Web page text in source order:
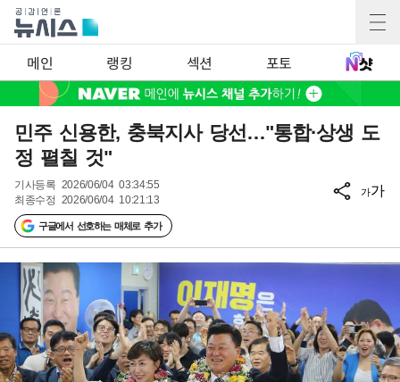
메인 랭킹 섹션 포토
민주 신용한, 충북지사 당선…"통합·상생 도
정 펼칠 것"
기사등록 2026/06/04 03:34:55
최종수정 2026/06/04 10:21:13
구글에서 선호하는 매체로 추가
가가